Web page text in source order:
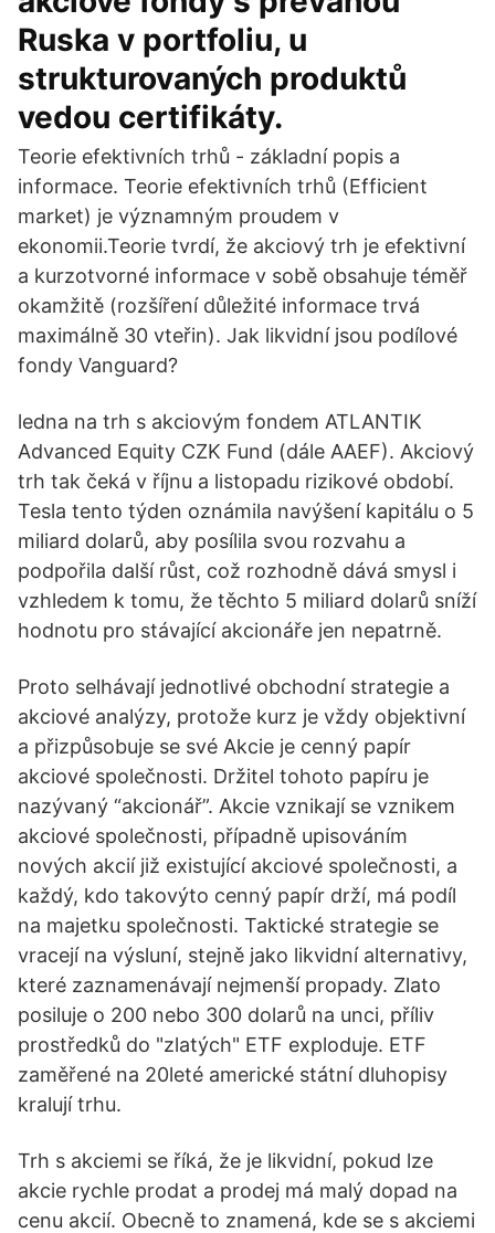
Ruska v portfoliu, u
strukturovaných produktů
vedou certifikáty.
Teorie efektivních trhů - základní popis a
informace. Teorie efektivních trhů (Efficient
market) je významným proudem v
ekonomii.Teorie tvrdí, že akciový trh je efektivní
a kurzotvorné informace v sobě obsahuje téměř
okamžitě (rozšíření důležité informace trvá
maximálně 30 vteřin). Jak likvidní jsou podílové
fondy Vanguard?
ledna na trh s akciovým fondem ATLANTIK
Advanced Equity CZK Fund (dále AAEF). Akciový
trh tak čeká v říjnu a listopadu rizikové období.
Tesla tento týden oznámila navýšení kapitálu o 5
miliard dolarů, aby posílila svou rozvahu a
podpořila další růst, což rozhodně dává smysl i
vzhledem k tomu, že těchto 5 miliard dolarů sníží
hodnotu pro stávající akcionáře jen nepatrně.
Proto selhávají jednotlivé obchodní strategie a
akciové analýzy, protože kurz je vždy objektivní
a přizpůsobuje se své Akcie je cenný papír
akciové společnosti. Držitel tohoto papíru je
nazývaný “akcionář”. Akcie vznikají se vznikem
akciové společnosti, případně upisováním
nových akcií již existující akciové společnosti, a
každý, kdo takovýto cenný papír drží, má podíl
na majetku společnosti. Taktické strategie se
vracejí na výsluní, stejně jako likvidní alternativy,
které zaznamenávají nejmenší propady. Zlato
posiluje o 200 nebo 300 dolarů na unci, příliv
prostředků do "zlatých" ETF exploduje. ETF
zaměřené na 20leté americké státní dluhopisy
kralují trhu.
Trh s akciemi se říká, že je likvidní, pokud lze
akcie rychle prodat a prodej má malý dopad na
cenu akcií. Obecně to znamená, kde se s akciemi